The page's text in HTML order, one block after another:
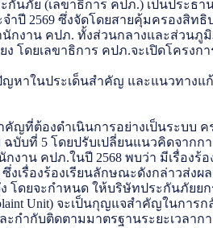
ภัย (เลขาธิการ คปภ.) เป็นประธ
ำปี 2569 ซึ่งจัดโดยสายคุ้มครองสิ
งาน คปภ. ทั้งส่วนกลางและส่วนภู
ดยเลขาธิการ คปภ.จะเปิดโครง
หาในประเด็นสำคัญ และแนวทางแ
ที่ต้องดำเนินการอย่างเป็นระบบ
ที่ 5 โดยปรับเปลี่ยนแนวคิดจากก
น คปภ.ในปี 2568 พบว่า มีเรื่องร้อ
เรื่องร้องเรียนลักษณะดังกล่าวส่
โดยจะกำหนด ให้บริษัทประกันภัย
Unit) จะเป็นกุญแจสำคัญในการ
ำกับติดตามมาตรฐานระยะเวลาก